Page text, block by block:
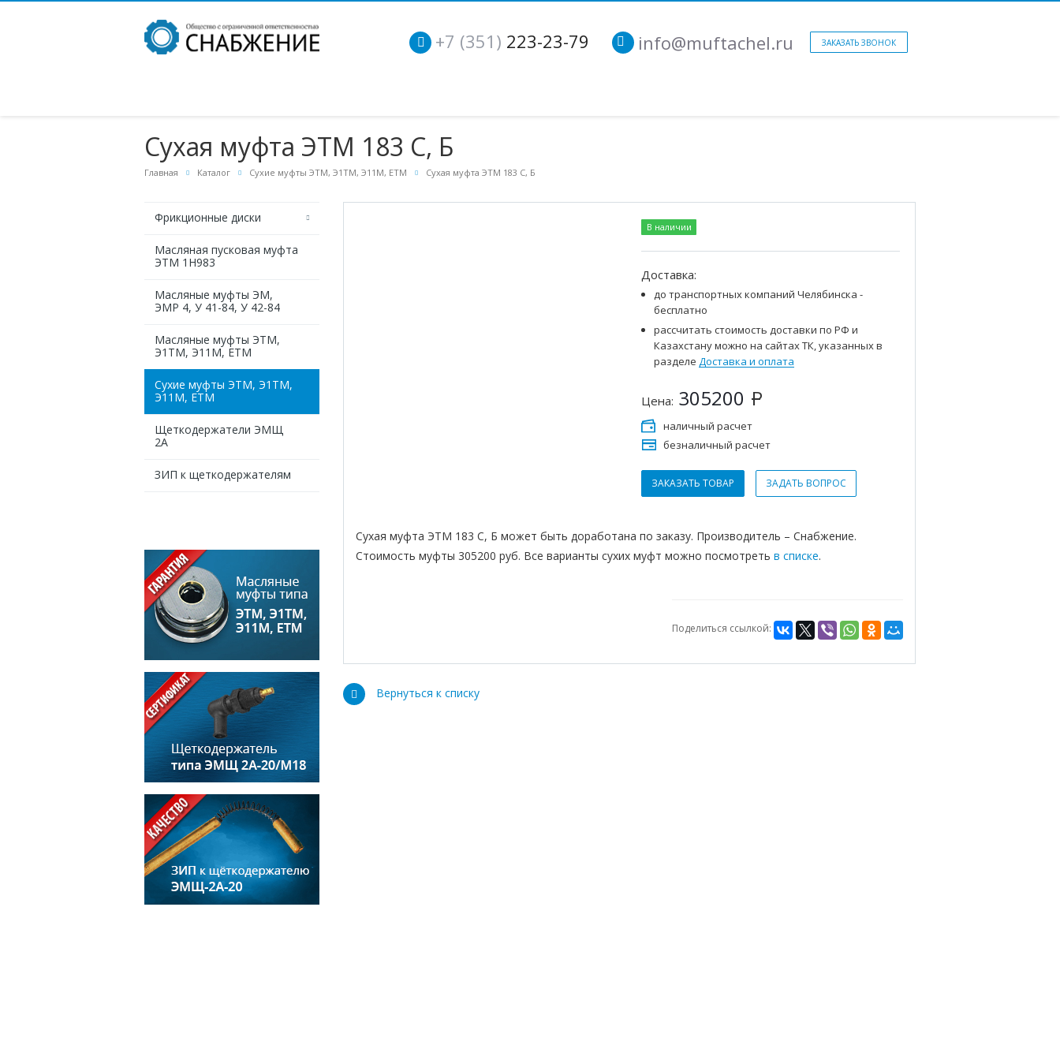
ЗАКАЗАТЬ ЗВОНОК
+7 (351) 223-23-79 info@muftachel.ru
Сухая муфта ЭТМ 183 С, Б
Главная Каталог Сухие муфты ЭТМ, Э1ТМ, Э11М, ЕТМ Сухая муфта ЭТМ 183 С, Б
Фрикционные диски
Масляная пусковая муфта
ЭТМ 1Н983
Масляные муфты ЭМ,
ЭМР 4, У 41-84, У 42-84
Масляные муфты ЭТМ,
Э1ТМ, Э11М, ЕТМ
Сухие муфты ЭТМ, Э1ТМ,
Э11М, ЕТМ
Щеткодержатели ЭМЩ
2А
ЗИП к щеткодержателям
В наличии
Доставка:
до транспортных компаний Челябинска -
бесплатно
рассчитать стоимость доставки по РФ и
Казахстану можно на сайтах ТК, указанных в
разделе Доставка и оплата
Цена: 305200 Р
наличный расчет
безналичный расчет
ЗАКАЗАТЬ ТОВАР ЗАДАТЬ ВОПРОС
Сухая муфта ЭТМ 183 С, Б может быть доработана по заказу. Производитель – Снабжение.
Стоимость муфты 305200 руб. Все варианты сухих муфт можно посмотреть в списке.
Поделиться ссылкой:
Вернуться к списку